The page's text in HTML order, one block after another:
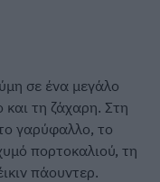
σε ένα μεγάλο
τη ζάχαρη. Στη
γαρύφαλλο, το
πορτοκαλιού, τη
πάουντερ.